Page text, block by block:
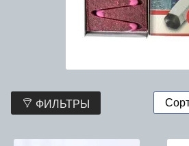
ФИЛЬТРЫ